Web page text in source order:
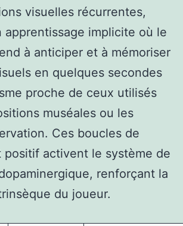
visuelles récurrentes,
apprentissage implicite où le
à anticiper et à mémoriser
en quelques secondes
proche de ceux utilisés
muséales ou les
Ces boucles de
positif activent le système de
renforçant la
du joueur.